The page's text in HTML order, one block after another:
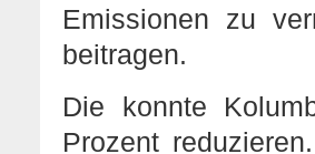
Emissionen zu
beitragen.
Die konnte
Prozent